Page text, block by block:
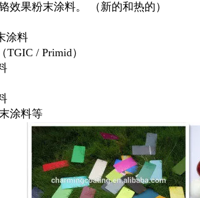
效果粉末涂料。 （新的和热的）
涂料
/ Primid）
涂料等